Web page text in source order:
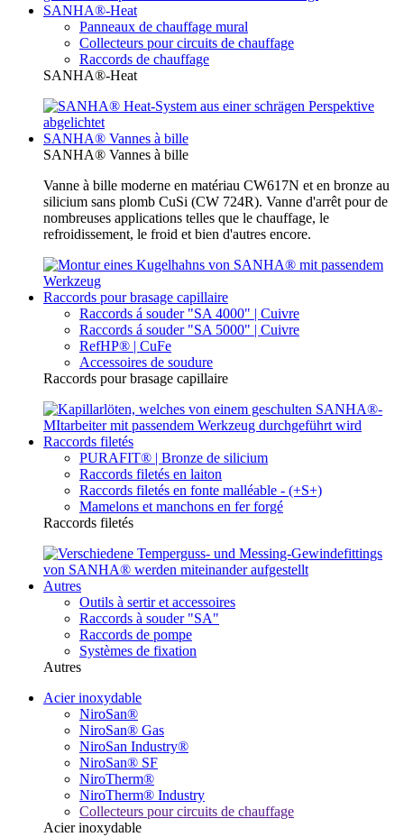
SANHA®-Heat
Panneaux de chauffage mural
Collecteurs pour circuits de chauffage
Raccords de chauffage
SANHA®-Heat
SANHA® Vannes à bille
SANHA® Vannes à bille
Vanne à bille moderne en matériau CW617N et en bronze au
silicium sans plomb CuSi (CW 724R). Vanne d'arrêt pour de
nombreuses applications telles que le chauffage, le
refroidissement, le froid et bien d'autres encore.
Raccords pour brasage capillaire
Raccords á souder "SA 4000" | Cuivre
Raccords á souder "SA 5000" | Cuivre
RefHP® | CuFe
Accessoires de soudure
Raccords pour brasage capillaire
Raccords filetés
PURAFIT® | Bronze de silicium
Raccords filetés en laiton
Raccords filetés en fonte malléable - (+S+)
Mamelons et manchons en fer forgé
Raccords filetés
Autres
Outils à sertir et accessoires
Raccords à souder "SA"
Raccords de pompe
Systèmes de fixation
Autres
Acier inoxydable
NiroSan®
NiroSan® Gas
NiroSan Industry®
NiroSan® SF
NiroTherm®
NiroTherm® Industry
Collecteurs pour circuits de chauffage
Acier inoxydable